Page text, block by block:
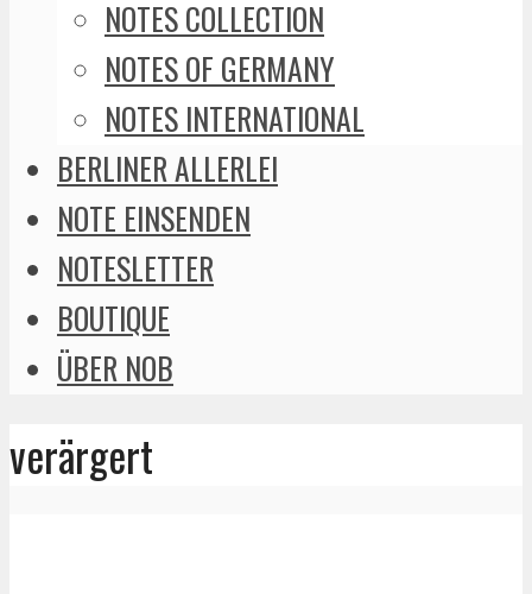
NOTES COLLECTION
NOTES OF GERMANY
NOTES INTERNATIONAL
BERLINER ALLERLEI
NOTE EINSENDEN
NOTESLETTER
BOUTIQUE
ÜBER NOB
verärgert